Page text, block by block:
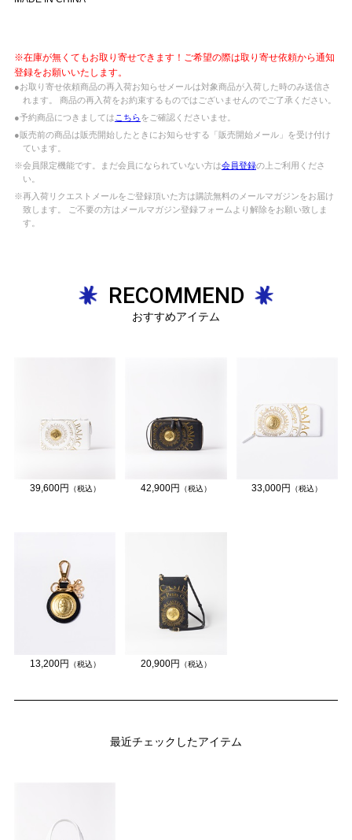
※在庫が無くてもお取り寄せできます！ご希望の際は取り寄せ依頼から通知
登録をお願いいたします。
●お取り寄せ依頼商品の再入荷お知らせメールは対象商品が入荷した時のみ送信さ
れます。 商品の再入荷をお約束するものではございませんのでご了承ください。
●予約商品につきましては こちらをご確認くださいませ。
●販売前の商品は販売開始したときにお知らせする「販売開始メール」を受け付け
ています。
※会員限定機能です。まだ会員になられていない方は会員登録の上ご利用くださ
い。
※再入荷リクエストメールをご登録頂いた方は購読無料のメールマガジンをお届け
致します。 ご不要の方はメールマガジン登録フォームより解除をお願い致しま
す。
RECOMMEND
おすすめアイテム
39,600円 （税込） 42,900円 （税込） 33,000円 （税込）
13,200円 （税込） 20,900円 （税込）
最近チェックしたアイテム